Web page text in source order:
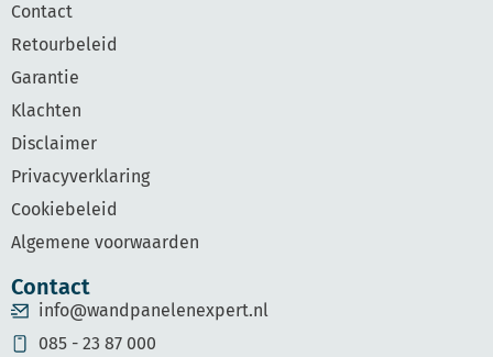
Contact
Retourbeleid
Garantie
Klachten
Disclaimer
Privacyverklaring
Cookiebeleid
Algemene voorwaarden
Contact
info@wandpanelenexpert.nl
085 - 23 87 000